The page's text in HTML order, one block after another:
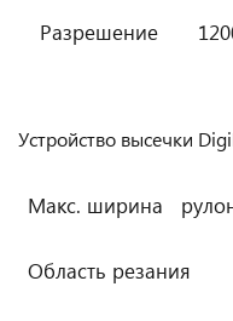
Разрешение
Устройство высечки
Макс.
Область резания